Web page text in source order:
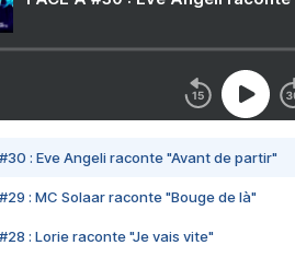
#30 : Eve Angeli raconte "Avant de partir"
#29 : MC Solaar raconte "Bouge de là"
#28 : Lorie raconte "Je vais vite"